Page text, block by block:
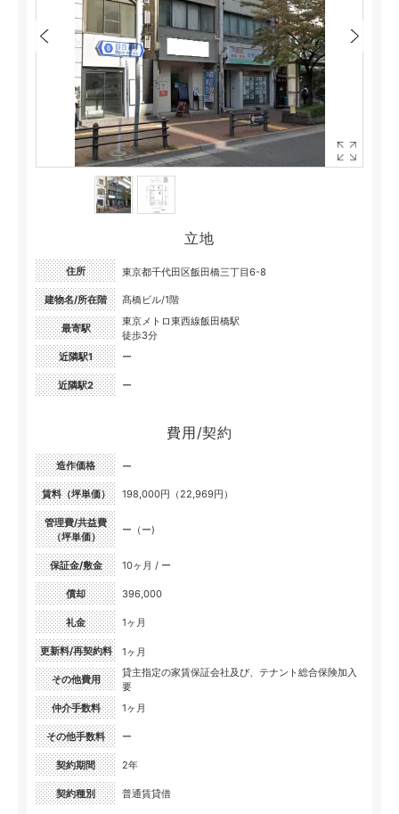
立地
住所 東京都千代田区飯田橋三丁目6-8
建物名/所在階 髙橋ビル/1階
最寄駅
東京メトロ東西線飯田橋駅
徒歩3分
近隣駅1
ー
近隣駅2 ー
費用/契約
造作価格 ー
賃料（坪単価） 198,000円（22,969円）
管理費/共益費
（坪単価）
ー（ー)
保証金/敷金 10ヶ月 / ー
償却 396,000
礼金 1ヶ月
更新料/再契約料 1ヶ月
その他費用
貸主指定の家賃保証会社及び、テナント総合保険加入
要
仲介手数料
1ヶ月
その他手数料 ー
契約期間 2年
契約種別 普通賃貸借